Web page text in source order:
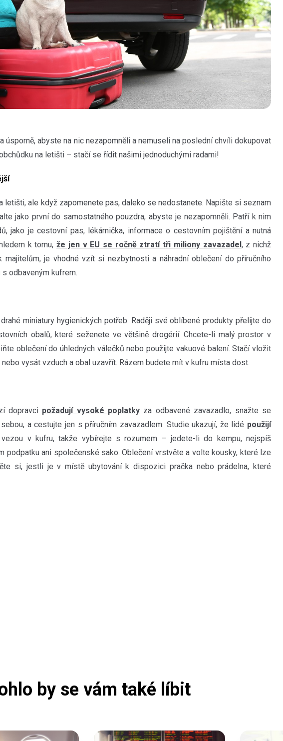
úsporně, abyste na nic nezapomněli a nemuseli na poslední chvíli dokupovat
na letišti – stačí se řídit našimi jednoduchými radami!
letišti, ale když zapomenete pas, daleko se nedostanete. Napište si seznam
jako první do samostatného pouzdra, abyste je nezapomněli. Patří k nim
jako je cestovní pas, lékárnička, informace o cestovním pojištění a nutná
k tomu,že jen v EU se ročně ztratí tři miliony zavazadel , z nichž
je vhodné vzít si nezbytnosti a náhradní oblečení do příručního
odbaveným kufrem.
miniatury hygienických potřeb. Raději své oblíbené produkty přelijte do
obalů, které seženete ve většině drogérií. Chcete-li malý prostor v
oblečení do úhledných válečků nebo použijte vakuové balení. Stačí vložit
vysát vzduch a obal uzavřít. Rázem budete mít v kufru místa dost.
dopravci požadují vysoké poplatky za odbavené zavazadlo, snažte se
a cestujte jen s příručním zavazadlem. Studie ukazují, že lidé použijí
v kufru, takže vybírejte s rozumem – jedete-li do kempu, nejspíš
podpatku ani společenské sako. Oblečení vrstvěte a volte kousky, které lze
si, jestli je v místě ubytování k dispozici pračka nebo prádelna, které
by se vám také líbit